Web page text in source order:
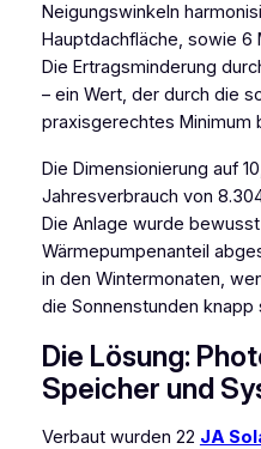
Neigungswinkeln
Hauptdachfläche, sowie 6
Die Ertragsminderung
– ein Wert, der durch die
praxisgerechtes Minimum
Die Dimensionierung auf
Jahresverbrauch von
Die Anlage wurde
Wärmepumpenanteil
in den Wintermonaten,
die Sonnenstunden knapp
Die Lösung:
Speicher und
Verbaut wurden 22 JA